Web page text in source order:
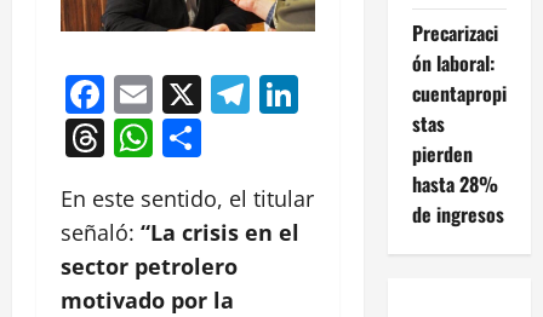
Facebook
Email
X Telegram
LinkedIn
Threads
WhatsApp
En este sentido, el titular
señaló: “La crisis en el
sector petrolero
motivado por la
Precarizaci
ón laboral:
cuentapropi
stas
pierden
hasta 28%
de ingresos